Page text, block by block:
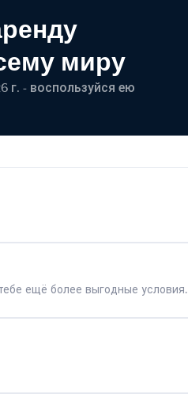
миру
г. - воспользуйся ею
ещё более выгодные условия.